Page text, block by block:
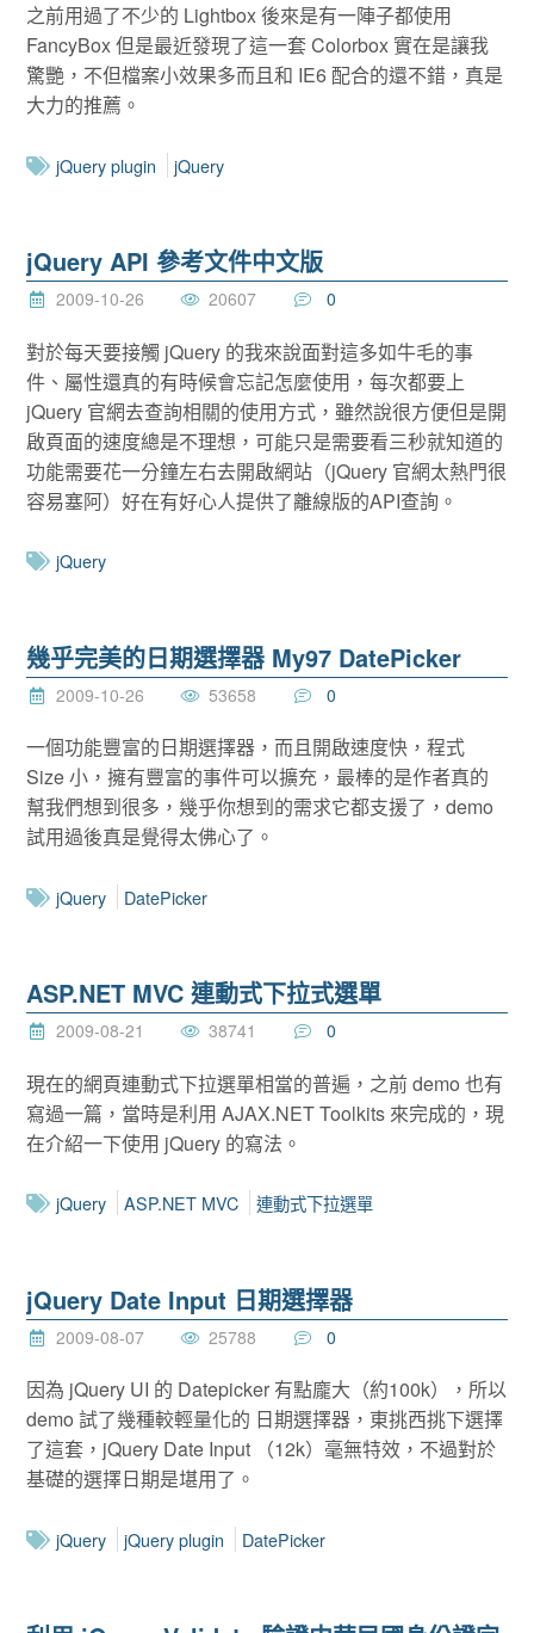
之前用過了不少的 Lightbox 後來是有一陣子都使用
FancyBox 但是最近發現了這一套 Colorbox 實在是讓我
驚艷，不但檔案小效果多而且和 IE6 配合的還不錯，真是
大力的推薦。
jQuery plugin jQuery
jQuery API 參考文件中文版
2009-10-26 20607 0
對於每天要接觸 jQuery 的我來說面對這多如牛毛的事
件、屬性還真的有時候會忘記怎麼使用，每次都要上
jQuery 官網去查詢相關的使用方式，雖然說很方便但是開
啟頁面的速度總是不理想，可能只是需要看三秒就知道的
功能需要花一分鐘左右去開啟網站（jQuery 官網太熱門很
容易塞阿）好在有好心人提供了離線版的API查詢。
jQuery
幾乎完美的日期選擇器 My97 DatePicker
2009-10-26 53658 0
一個功能豐富的日期選擇器，而且開啟速度快，程式
Size 小，擁有豐富的事件可以擴充，最棒的是作者真的
幫我們想到很多，幾乎你想到的需求它都支援了，demo
試用過後真是覺得太佛心了。
jQuery DatePicker
ASP.NET MVC 連動式下拉式選單
2009-08-21 38741 0
現在的網頁連動式下拉選單相當的普遍，之前 demo 也有
寫過一篇，當時是利用 AJAX.NET Toolkits 來完成的，現
在介紹一下使用 jQuery 的寫法。
jQuery ASP.NET MVC 連動式下拉選單
jQuery Date Input 日期選擇器
2009-08-07 25788 0
因為 jQuery UI 的 Datepicker 有點龐大（約100k），所以
demo 試了幾種較輕量化的 日期選擇器，東挑西挑下選擇
了這套，jQuery Date Input （12k）毫無特效，不過對於
基礎的選擇日期是堪用了。
jQuery jQuery plugin DatePicker